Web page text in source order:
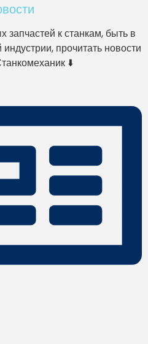
запчастей к станкам, быть в
прочитать новости
⬇️